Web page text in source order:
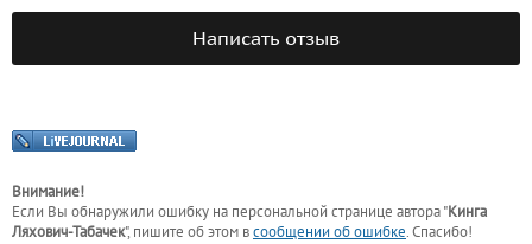
Написать отзыв
Внимание!
Если Вы обнаружили ошибку на персональной странице автора "Кинга
Ляхович-Табачек", пишите об этом всообщении об ошибке. Спасибо!